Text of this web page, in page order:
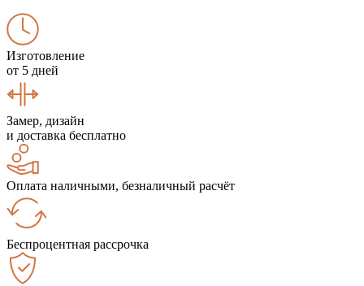
Изготовление
от 5 дней
Замер, дизайн
и доставка бесплатно
Оплата наличными, безналичный расчёт
Беспроцентная рассрочка